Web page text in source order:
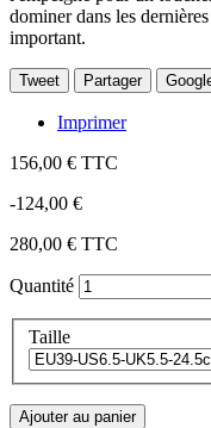
dominer dans les
important.
Tweet Partager
Imprimer
156,00 € TTC
-124,00 €
280,00 € TTC
Quantité
Taille
Ajouter au panier